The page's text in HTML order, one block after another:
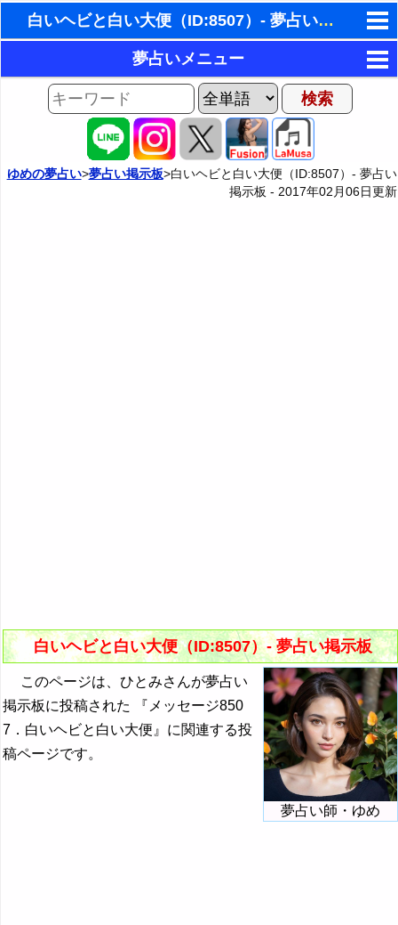
白いヘビと白い大便（ID:8507）- 夢占い掲示板
東洋・西洋占星術
ホラリー占星術
手相占いで未来診断
タロットカードで無料占い
命名の姓名判断
夢占いメニュー
AIゆめの夢占いチャット
夢占い掲示板
ゆめの夢占い>夢占い掲示板>白いヘビと白い大便（ID:8507）- 夢占い
掲示板 - 2017年02月06日更新
白いヘビと白い大便（ID:8507）- 夢占い掲示板
夢占い師・ゆめ
このページは、ひとみさんが夢占い
掲示板に投稿された 『メッセージ850
7．白いヘビと白い大便』に関連する投
稿ページです。